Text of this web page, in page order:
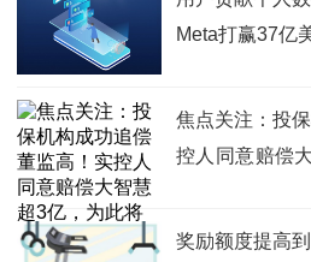
Meta打赢37亿
焦点关注：投
控人同意赔偿
奖励额度提高